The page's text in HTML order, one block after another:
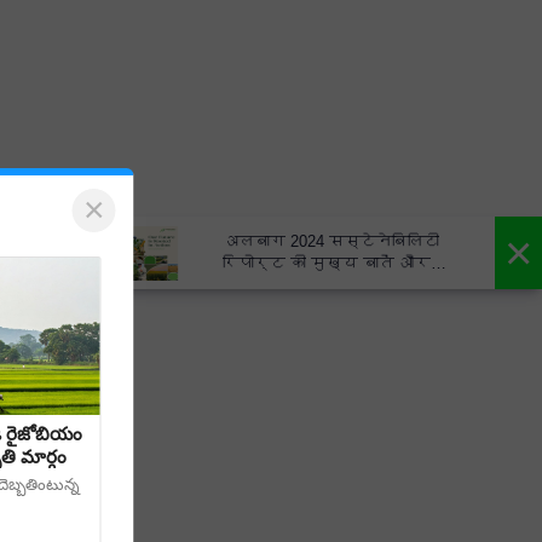
×
अलबाग 2024 सस्टेनेबिलिटी
रिपोर्ट की मुख्य बातें और
×
రైజోబియం
మార్గం